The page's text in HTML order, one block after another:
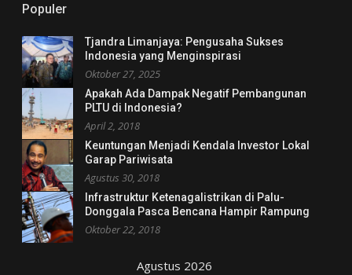
Populer
Tjandra Limanjaya: Pengusaha Sukses
Indonesia yang Menginspirasi
Oktober 27, 2025
Apakah Ada Dampak Negatif Pembangunan
PLTU di Indonesia?
April 2, 2018
Keuntungan Menjadi Kendala Investor Lokal
Garap Pariwisata
Agustus 30, 2018
Infrastruktur Ketenagalistrikan di Palu-
Donggala Pasca Bencana Hampir Rampung
Oktober 22, 2018
Agustus 2026